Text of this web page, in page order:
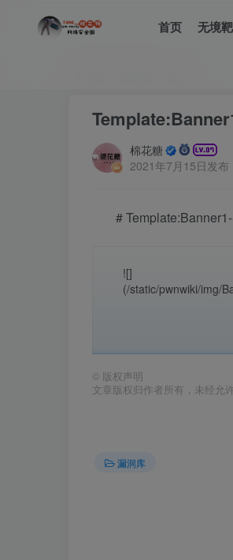
首页 无境
棉花糖
2021年7月15日发布
#
![]
(/static/pwnwiki/img/
© 版权声明
文章版权归作者所有，未经允
漏洞库